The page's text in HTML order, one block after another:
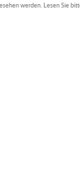
werden. Lesen Sie